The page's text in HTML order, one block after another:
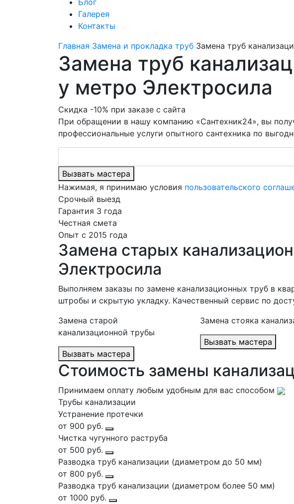
Блог
Галерея
Контакты
Главная Замена и прокладка труб Замена труб
Замена труб
у метро Электросила
Скидка -10% при заказе с сайта
При обращении в нашу компанию «Сантехник24», вы
профессиональные услуги опытного сантехника по
Вызвать мастера
Нажимая, я принимаю условия пользовательского
Срочный выезд
Гарантия 3 года
Честная смета
Опыт с 2015 года
Замена старых
Электросила
Выполняем заказы по замене канализационных труб в
штробы и скрытую укладку. Качественный сервис по
Замена старой
канализационной трубы
Вызвать мастера
Замена стояка
Вызвать мастера
Стоимость замены
Принимаем оплату любым удобным для вас способом
Трубы канализации
Устранение протечки
от 900 руб.
Чистка чугунного раструба
от 500 руб.
Разводка труб канализации (диаметром до 50 мм)
от 800 руб.
Разводка труб канализации (диаметром более 50 мм)
от 1000 руб.